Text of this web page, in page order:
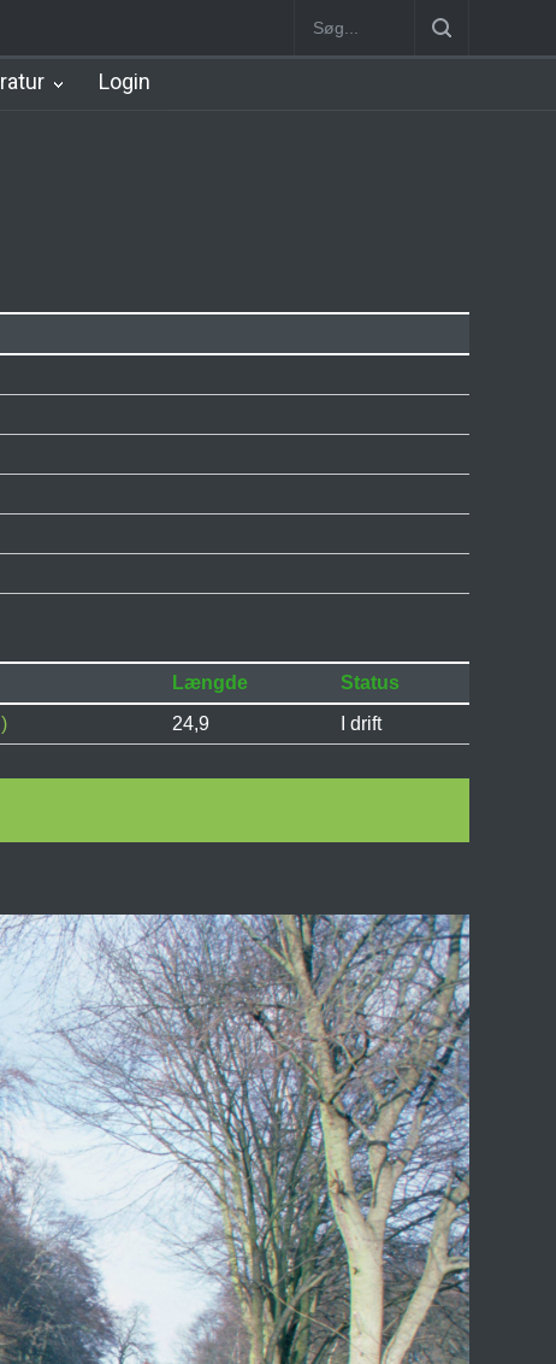
Nørrebro B Station [1886-1930] Nørrebro A Station
Login
Længde
Status
24,9 I drift